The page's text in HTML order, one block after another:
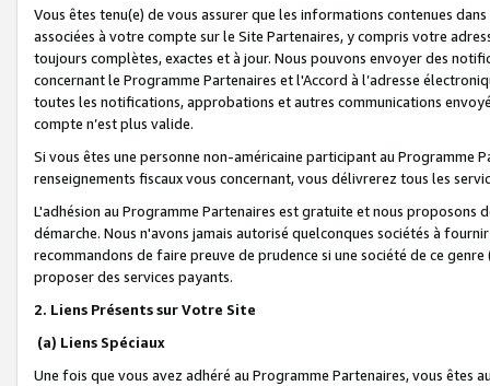
Vous êtes tenu(e) de vous assurer que les informations contenues
associées à votre compte sur le Site Partenaires, y compris votre
toujours complètes, exactes et à jour. Nous pouvons envoyer des
concernant le Programme Partenaires et l'Accord à l’adresse
toutes les notifications, approbations et autres communications
compte n’est plus valide.
Si vous êtes une personne non-américaine participant au
renseignements fiscaux vous concernant, vous délivrerez tous les
L'adhésion au Programme Partenaires est gratuite et nous proposons
démarche. Nous n'avons jamais autorisé quelconques sociétés à
recommandons de faire preuve de prudence si une société de ce
proposer des services payants.
2. Liens Présents sur Votre Site
(a) Liens Spéciaux
Une fois que vous avez adhéré au Programme Partenaires, vous êtes